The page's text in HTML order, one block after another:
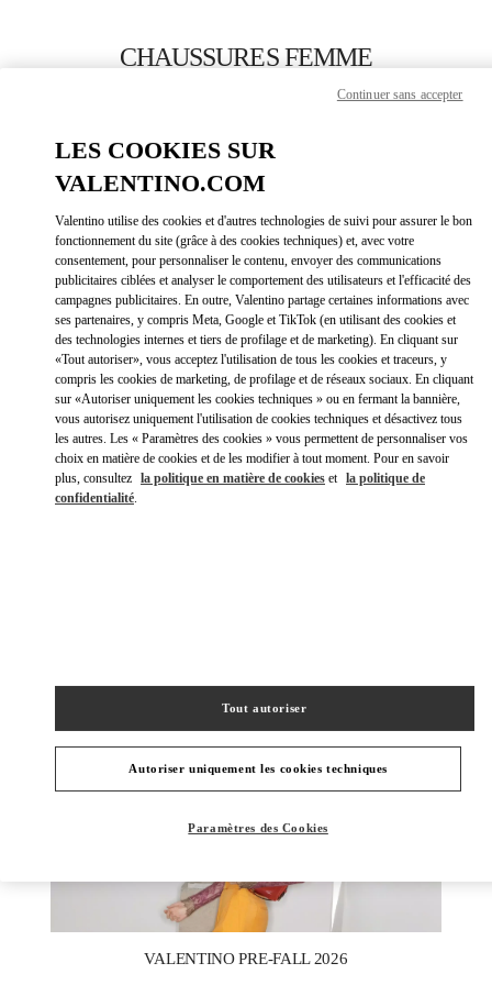
CHAUSSURES FEMME
APPELLE MAINTENANT
OBTENIR DES DIRECTIONSLINK
Link Opens in New Tab
VALENTINO PRE-FALL 2026
LES COOKIES SUR
VALENTINO.COM
Valentino utilise des cookies et d'autres technologies de suivi pour assurer le bon
fonctionnement du site (grâce à des cookies techniques) et, avec votre
consentement, pour personnaliser le contenu, envoyer des communications
publicitaires ciblées et analyser le comportement des utilisateurs et l'efficacité des
campagnes publicitaires. En outre, Valentino partage certaines informations avec
ses partenaires, y compris Meta, Google et TikTok (en utilisant des cookies et
des technologies internes et tiers de profilage et de marketing). En cliquant sur
«Tout autoriser», vous acceptez l'utilisation de tous les cookies et traceurs, y
compris les cookies de marketing, de profilage et de réseaux sociaux. En cliquant
sur «Autoriser uniquement les cookies techniques » ou en fermant la bannière,
vous autorisez uniquement l'utilisation de cookies techniques et désactivez tous
les autres. Les « Paramètres des cookies » vous permettent de personnaliser vos
choix en matière de cookies et de les modifier à tout moment. Pour en savoir
plus, consultez la politique en matière de cookies et la politique de
confidentialité.
Autoriser uniquement les cookies techniques
Tout autoriser
Paramètres des Cookies
Continuer sans accepter